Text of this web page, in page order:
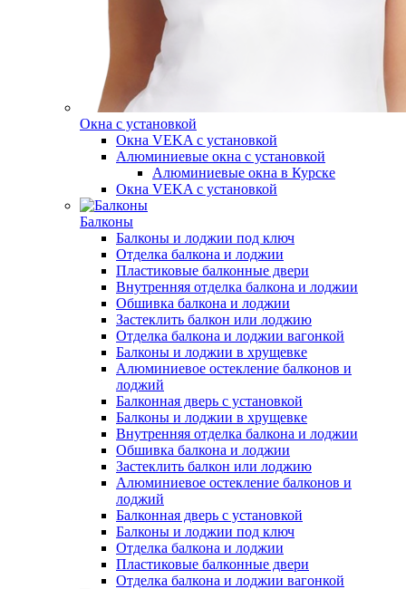
Окна с установкой
Окна VEKA с установкой
Алюминиевые окна с установкой
Алюминиевые окна в Курске
Окна VEKA с установкой
Балконы
Балконы и лоджии под ключ
Отделка балкона и лоджии
Пластиковые балконные двери
Внутренняя отделка балкона и лоджии
Обшивка балкона и лоджии
Застеклить балкон или лоджию
Отделка балкона и лоджии вагонкой
Балконы и лоджии в хрущевке
Алюминиевое остекление балконов и
лоджий
Балконная дверь с установкой
Балконы и лоджии в хрущевке
Внутренняя отделка балкона и лоджии
Обшивка балкона и лоджии
Застеклить балкон или лоджию
Алюминиевое остекление балконов и
лоджий
Балконная дверь с установкой
Балконы и лоджии под ключ
Отделка балкона и лоджии
Пластиковые балконные двери
Отделка балкона и лоджии вагонкой